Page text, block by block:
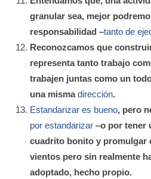
granular sea, mejor
responsabilidad –tanto de
Reconozcamos que
representa tanto trabajo
trabajen juntas como un
una mismadirección.
Estandarizar es bueno, pero
por estandarizar –o por tener
cuadrito bonito y promulgar
vientos pero sin realmente
adoptado, hecho propio.